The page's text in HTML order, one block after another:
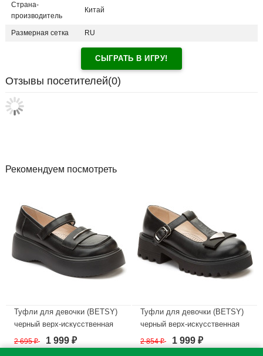
Страна-
производитель
Китай
Размерная сетка RU
СЫГРАТЬ В ИГРУ!
Отзывы посетителей(0)
Рекомендуем посмотреть
Туфли для девочки (BETSY)
черный верх-искусственная
кожа подкладка-натуральная
кожа артикул 948311/02-02
2 695₽ 1 999 ₽
Туфли для девочки (BETSY)
черный верх-искусственная
кожа подкладка-натуральная
кожа артикул 948301/08-01
2 854₽ 1 999 ₽